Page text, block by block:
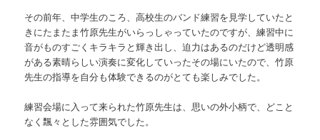
その前年、中学生のころ、高校生のバンド練習を見学していたと
きにたまたま竹原先生がいらっしゃっていたのですが、練習中に
音がものすごくキラキラと輝き出し、迫力はあるのだけど透明感
がある素晴らしい演奏に変化していったその場にいたので、竹原
先生の指導を自分も体験できるのがとても楽しみでした。
練習会場に入って来られた竹原先生は、思いの外小柄で、どこと
なく飄々とした雰囲気でした。